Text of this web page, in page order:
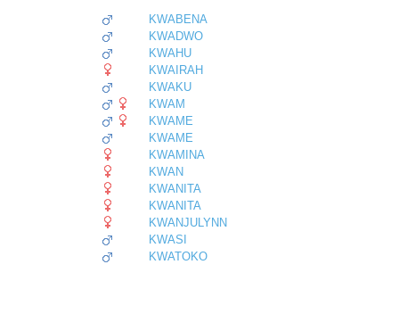
KWABENA
KWADWO
KWAHU
KWAIRAH
KWAKU
KWAM
KWAME
KWAME
KWAMINA
KWAN
KWANITA
KWANITA
KWANJULYNN
KWASI
KWATOKO